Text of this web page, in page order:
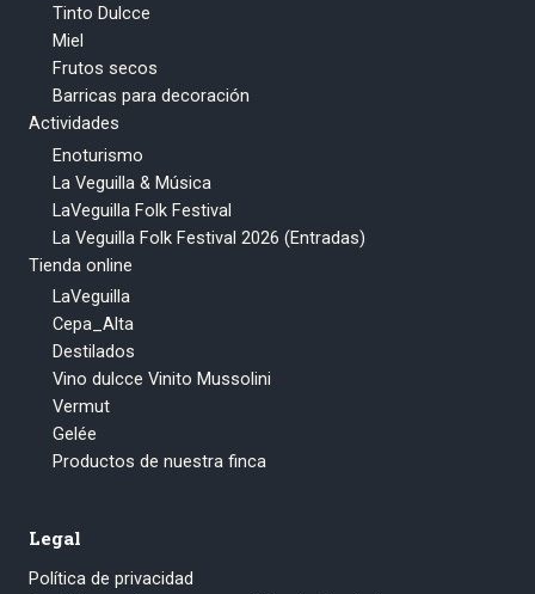
Tinto Dulcce
Miel
Frutos secos
Barricas para decoración
Actividades
Enoturismo
La Veguilla & Música
LaVeguilla Folk Festival
La Veguilla Folk Festival 2026 (Entradas)
Tienda online
LaVeguilla
Cepa_Alta
Destilados
Vino dulcce Vinito Mussolini
Vermut
Gelée
Productos de nuestra finca
Legal
Política de privacidad